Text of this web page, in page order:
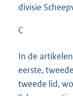
divisie
C
In de
eerste,
tweede lid,